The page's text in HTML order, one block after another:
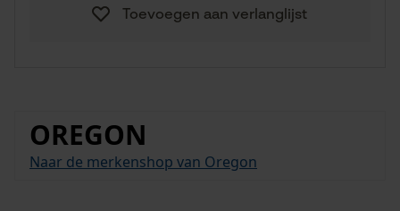
Toevoegen aan verlanglijst
OREGON
Naar de merkenshop van Oregon